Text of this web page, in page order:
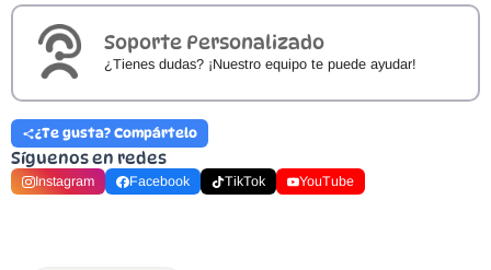
Soporte Personalizado
¿Tienes dudas? ¡Nuestro equipo te puede ayudar!
¿Te gusta? Compártelo
Síguenos en redes
Instagram Facebook TikTok YouTube